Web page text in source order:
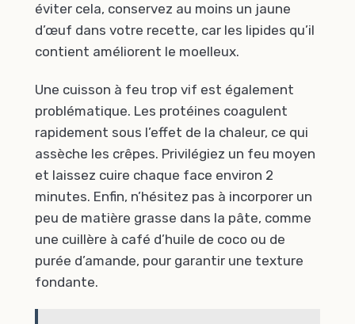
éviter cela, conservez au moins un jaune
d’œuf dans votre recette, car les lipides qu’il
contient améliorent le moelleux.
Une cuisson à feu trop vif est également
problématique. Les protéines coagulent
rapidement sous l’effet de la chaleur, ce qui
assèche les crêpes. Privilégiez un feu moyen
et laissez cuire chaque face environ 2
minutes. Enfin, n’hésitez pas à incorporer un
peu de matière grasse dans la pâte, comme
une cuillère à café d’huile de coco ou de
purée d’amande, pour garantir une texture
fondante.